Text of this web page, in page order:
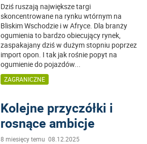
Dziś ruszają największe targi
skoncentrowane na rynku wtórnym na
Bliskim Wschodzie i w Afryce. Dla branży
ogumienia to bardzo obiecujący rynek,
zaspakajany dziś w dużym stopniu poprzez
import opon. I tak jak rośnie popyt na
ogumienie do pojazdów...
ZAGRANICZNE
Kolejne przyczółki i
rosnące ambicje
8 miesięcy temu 08.12.2025